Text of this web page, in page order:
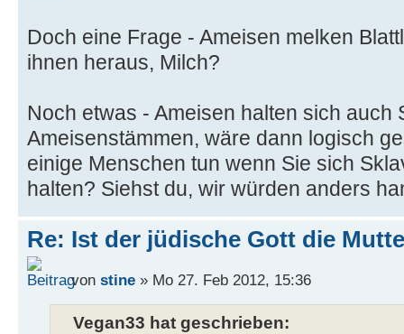
Doch eine Frage - Ameisen melken
ihnen heraus, Milch?
Noch etwas - Ameisen halten sich auch
Ameisenstämmen, wäre dann logisch
einige Menschen tun wenn Sie sich
halten? Siehst du, wir würden anders
Re: Ist der jüdische Gott die
von stine » Mo 27. Feb 2012, 15:36
Vegan33 hat geschrieben: